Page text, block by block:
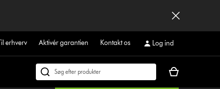
erhverv Aktivér garantien Kontakt os Log ind
Søg
Indkøbskurven